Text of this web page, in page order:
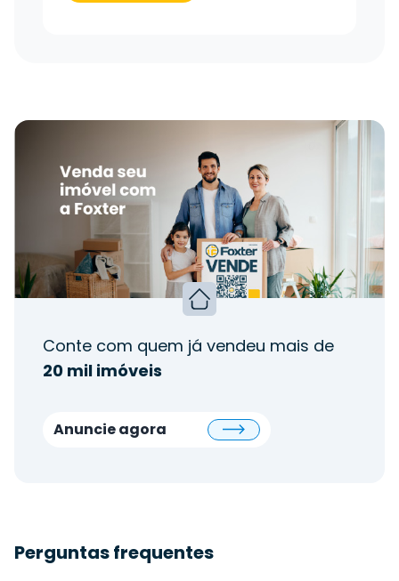
Conte com quem já vendeu mais de
20 mil imóveis
Anuncie agora
Perguntas frequentes